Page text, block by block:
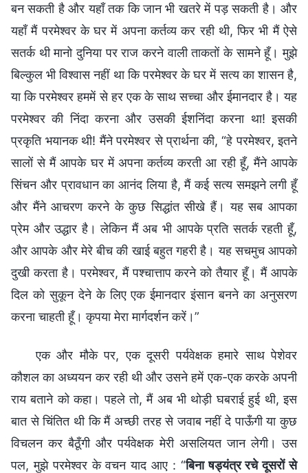
बन सकती है और यहाँ तक कि जान भी खतरे में पड़ सकती है। और
यहाँ मैं परमेश्वर के घर में अपना कर्तव्य कर रही थी, फिर भी मैं ऐसे
सतर्क थी मानो दुनिया पर राज करने वाली ताकतों के सामने हूँ। मुझे
बिल्कुल भी विश्वास नहीं था कि परमेश्वर के घर में सत्य का शासन है,
या कि परमेश्वर हममें से हर एक के साथ सच्चा और ईमानदार है। यह
परमेश्वर की निंदा करना और उसकी ईशनिंदा करना था! इसकी
प्रकृति भयानक थी! मैंने परमेश्वर से प्रार्थना की, “हे परमेश्वर, इतने
सालों से मैं आपके घर में अपना कर्तव्य करती आ रही हूँ, मैंने आपके
सिंचन और प्रावधान का आनंद लिया है, मैं कई सत्य समझने लगी हूँ
और मैंने आचरण करने के कुछ सिद्धांत सीखे हैं। यह सब आपका
प्रेम और उद्धार है। लेकिन मैं अब भी आपके प्रति सतर्क रहती हूँ,
और आपके और मेरे बीच की खाई बहुत गहरी है। यह सचमुच आपको
दुखी करता है। परमेश्वर, मैं पश्चात्ताप करने को तैयार हूँ। मैं आपके
दिल को सुकून देने के लिए एक ईमानदार इंसान बनने का अनुसरण
करना चाहती हूँ। कृपया मेरा मार्गदर्शन करें।”
एक और मौके पर, एक दूसरी पर्यवेक्षक हमारे साथ पेशेवर
कौशल का अध्ययन कर रही थी और उसने हमें एक-एक करके अपनी
राय बताने को कहा। पहले तो, मैं अब भी थोड़ी घबराई हुई थी, इस
बात से चिंतित थी कि मैं अच्छी तरह से जवाब नहीं दे पाऊँगी या कुछ
विचलन कर बैठूँगी और पर्यवेक्षक मेरी असलियत जान लेगी। उस
पल, मुझे परमेश्वर के वचन याद आए : “बिना षड्यंत्र रचे दूसरों से